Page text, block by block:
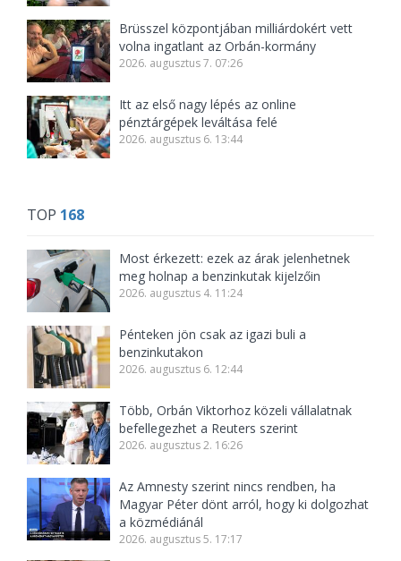
Brüsszel központjában milliárdokért vett
volna ingatlant az Orbán-kormány
2026. augusztus 7. 07:26
Itt az első nagy lépés az online
pénztárgépek leváltása felé
2026. augusztus 6. 13:44
TOP 168
Most érkezett: ezek az árak jelenhetnek
meg holnap a benzinkutak kijelzőin
2026. augusztus 4. 11:24
Pénteken jön csak az igazi buli a
benzinkutakon
2026. augusztus 6. 12:44
Több, Orbán Viktorhoz közeli vállalatnak
befellegezhet a Reuters szerint
2026. augusztus 2. 16:26
Az Amnesty szerint nincs rendben, ha
Magyar Péter dönt arról, hogy ki dolgozhat
a közmédiánál
2026. augusztus 5. 17:17